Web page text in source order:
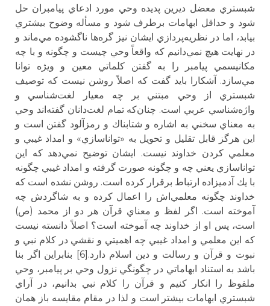
شبستري معضل ديرين پديده وحي مورد ادعاي پيامبران حل
شود و حداقل ابهامات برطرف شود و مسأله وضوح بيشتري
بيابد، اما در نظريه‌پردازي ايشان نيز گره‌ها ناگشوده مي‌ماند و
در نهايت هيچ نمي‌دانيم كه واقعاً وحي چيست و چگونه و با چه
مكانيسمي پيامبر را به گفتن كلماتي معين و ويژه توانا
مي‌سازد. آشكارا بايد گفت كه اصلاً روشن نيست كه توصيف
شبستري از وحي مبتني بر چه معيار لغت‌شناسي و
واژه‌شناسي عربي است. چنان‌كه تمام لغت‌دانان گفته‌اند وحي
به معناي سخني به اشاره و شتابناك و رمز‌آلود گفتن است و
اين هرگز قابل تقليل و تحويل به «تواناسازي» و امداد غيبي و
معلمي كردن خداوند نيست. ايشان توضيح نمي‌دهد كه اين
تواناسازي يعني چه و چگونه صورت گرفته و امداد غيبي چگونه
با يك آدميزاده ارتباط برقرار كرده است. روشن نشده است كه
خداوند چگونه معلمي‌اش را اعمال كرده و به شاگردش چه
آموخته است. اگر لفظ و معناي قرآن هر دو از محمد (ص)
است، پس او از خداوند چه آموخته است؟ اصلاً دانسته نيست
كه اين معلمي و امداد غيبي چه اهميتي و نقشي در كلام نبي و
نبوت و قرآن و رسالت و دين اسلام دارد.[6] بنابراين اگر بنا
باشد به استناد ابهاماتي در چگونگي نزول وحي بر پيامبر، وحي
ملفوظ را انكار كنيم و قرآن را كلام نبي بدانيم، در آراي
شبستري ابهامات بيشتر است و لذا در مقام مقايسه باز همان